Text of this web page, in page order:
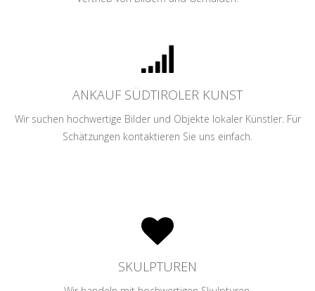
ANKAUF SÜDTIROLER KUNST
Wir suchen hochwertige Bilder und Objekte lokaler Künstler. Für
Schätzungen kontaktieren Sie uns einfach.
SKULPTUREN